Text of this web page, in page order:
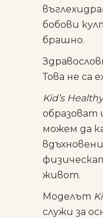
бобови
брашно.
Това не са
Kid’s
образоват
можем да
живот.
Моделът
служи за